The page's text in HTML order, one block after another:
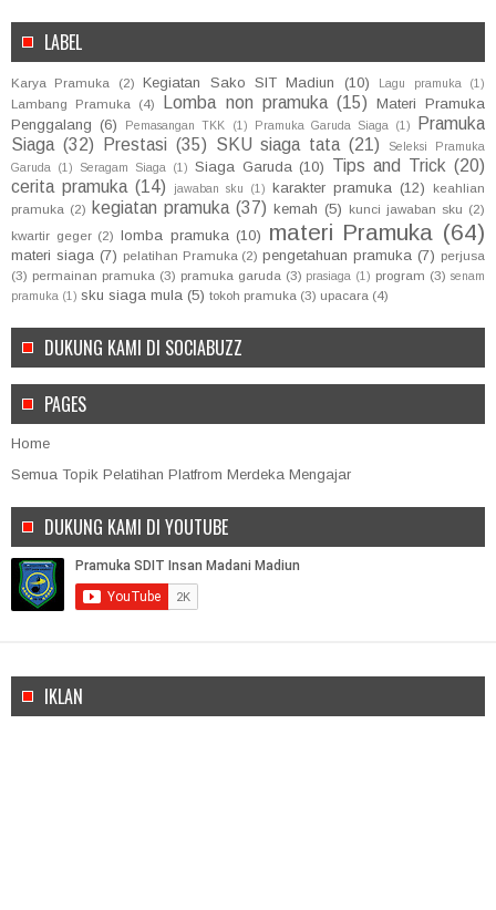
LABEL
Karya Pramuka (2) Kegiatan Sako SIT Madiun (10) Lagu pramuka (1)
Lambang Pramuka (4) Lomba non pramuka (15) Materi Pramuka
Penggalang (6) Pemasangan TKK (1) Pramuka Garuda Siaga (1)
Pramuka
Siaga (32) Prestasi (35) SKU siaga tata (21)
Seleksi Pramuka
Garuda
(1) Seragam Siaga (1) Siaga Garuda (10) Tips and Trick (20)
cerita pramuka (14) jawaban sku (1) karakter pramuka (12)
keahlian
pramuka (2) kegiatan pramuka (37) kemah (5) kunci jawaban sku (2)
kwartir geger (2) lomba pramuka (10) materi Pramuka (64)
materi siaga (7) pelatihan Pramuka (2) pengetahuan pramuka (7) perjusa
(3) permainan pramuka (3) pramuka garuda (3) prasiaga (1) program (3) senam
pramuka (1) sku siaga mula (5) tokoh pramuka (3) upacara (4)
DUKUNG KAMI DI SOCIABUZZ
PAGES
Home
Semua Topik Pelatihan Platfrom Merdeka Mengajar
DUKUNG KAMI DI YOUTUBE
IKLAN